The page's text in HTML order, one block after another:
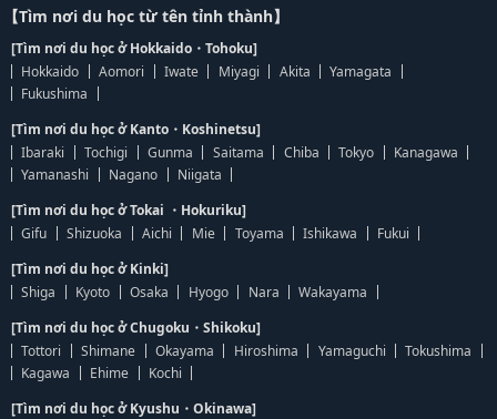
【Tìm nơi du học từ tên tỉnh thành】
[Tìm nơi du học ở Hokkaido・Tohoku]
Hokkaido
Aomori Iwate Miyagi Akita
Yamagata
Fukushima
[Tìm nơi du học ở Kanto・Koshinetsu]
Ibaraki
Tochigi Gunma Saitama Chiba Tokyo
Kanagawa
Yamanashi
Nagano
Niigata
[Tìm nơi du học ở Tokai ・Hokuriku]
Gifu
Shizuoka Aichi Mie Toyama Ishikawa
Fukui
[Tìm nơi du học ở Kinki]
Shiga
Kyoto Osaka Hyogo Nara
Wakayama
[Tìm nơi du học ở Chugoku・Shikoku]
Tottori
Shimane Okayama Hiroshima Yamaguchi
Tokushima
Kagawa
Ehime
Kochi
[Tìm nơi du học ở Kyushu・Okinawa]